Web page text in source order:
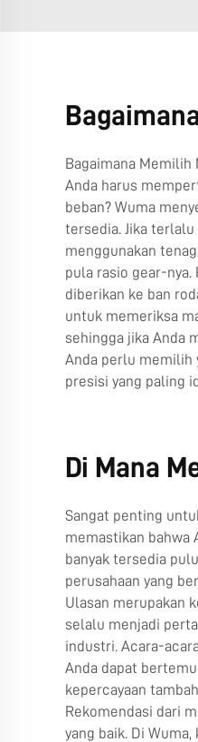
Bagaimana
Anda harus
beban? Wuma
tersedia. Jika
menggunakan
pula rasio gear-nya.
diberikan ke ban
untuk memeriksa
sehingga jika Anda
Anda perlu memilih
presisi yang paling
Di Mana
Sangat penting
memastikan bahwa
banyak tersedia
perusahaan yang
Ulasan merupakan
selalu menjadi
industri. Acara-
Anda dapat
kepercayaan
Rekomendasi dari
yang baik. Di